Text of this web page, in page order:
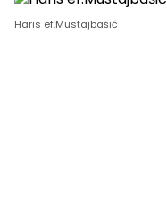
Haris ef.Mustajbašić